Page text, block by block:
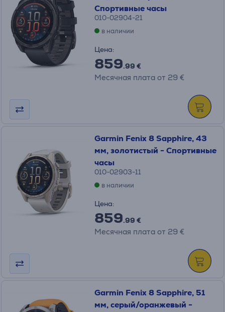
Спортивные часы
010-02904-21
в наличии
Цена:
859.99 €
Месячная плата от 29 €
Garmin Fenix 8 Sapphire, 43
мм, золотистый - Спортивные
часы
010-02903-11
в наличии
Цена:
859.99 €
Месячная плата от 29 €
Garmin Fenix 8 Sapphire, 51
мм, серый/оранжевый -